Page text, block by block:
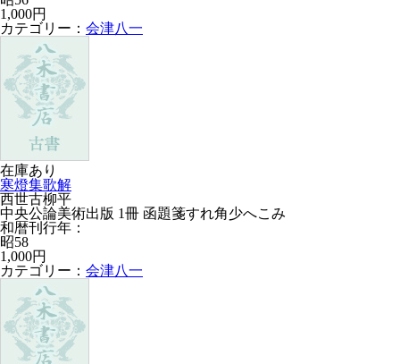
1,000円
カテゴリー： 会津八一
在庫あり
寒燈集歌解
西世古柳平
中央公論美術出版 1冊 函題箋すれ角少へこみ
和暦刊行年：
昭58
1,000円
カテゴリー： 会津八一